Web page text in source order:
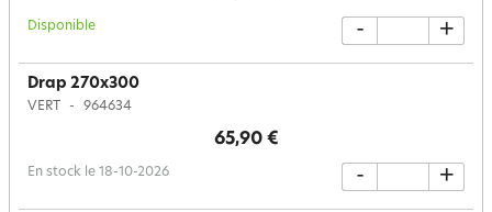
Disponible - +
Drap 270x300
VERT 964634
65,90 €
En stock le 18-10-2026 - +